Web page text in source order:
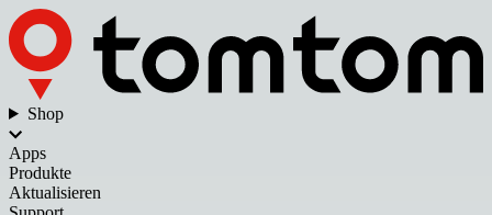
Shop
Apps
Produkte
Aktualisieren